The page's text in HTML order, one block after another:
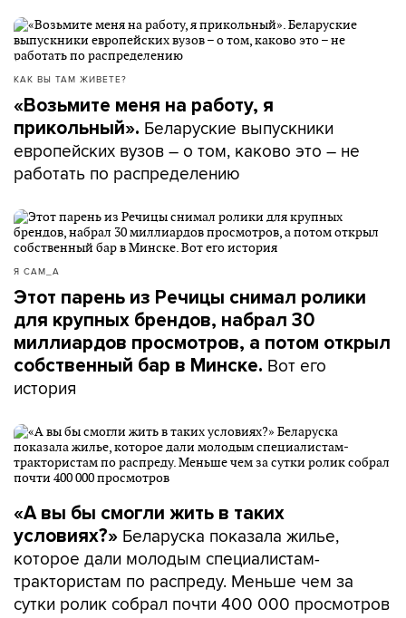
КАК ВЫ ТАМ ЖИВЕТЕ?
«Возьмите меня на работу, я
прикольный». Беларуские выпускники
европейских вузов – о том, каково это – не
работать по распределению
Я САМ_А
Этот парень из Речицы снимал ролики
для крупных брендов, набрал 30
миллиардов просмотров, а потом открыл
собственный бар в Минске. Вот его
история
«А вы бы смогли жить в таких
условиях?» Беларуска показала жилье,
которое дали молодым специалистам-
трактористам по распреду. Меньше чем за
сутки ролик собрал почти 400 000 просмотров